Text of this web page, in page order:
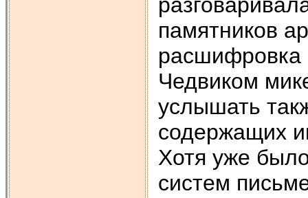
памятников
расшифровка
Чедвиком
услышать
содержащих
Хотя уже
систем